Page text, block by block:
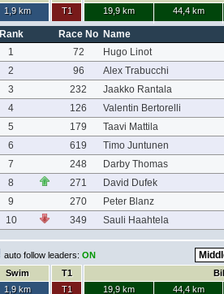
1,9 km
T1
19,9 km
44,4 km
Rank Race No Name
1
72
Hugo Linot
2
96
Alex Trabucchi
3
232
Jaakko Rantala
4
126
Valentin Bertorelli
5
179
Taavi Mattila
6
619
Timo Juntunen
7
248
Darby Thomas
8
271
David Dufek
9
270
Peter Blanz
10
349 Sauli Haahtela
auto follow leaders: ON
Swim
1,9 km
T1
T1
19,9 km
44,4 km